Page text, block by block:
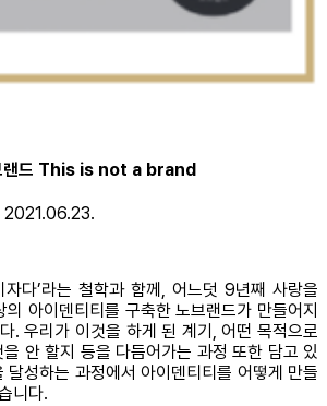
랜드 This is not a brand
2021.06.23.
자다’라는 철학과 함께, 어느덧 9년째 사랑을
아이덴티티를 구축한 노브랜드가 만들어지
. 우리가 이것을 하게 된 계기, 어떤 목적으로
안 할지 등을 다듬어가는 과정 또한 담고 있
달성하는 과정에서 아이덴티티를 어떻게 만들
니다.